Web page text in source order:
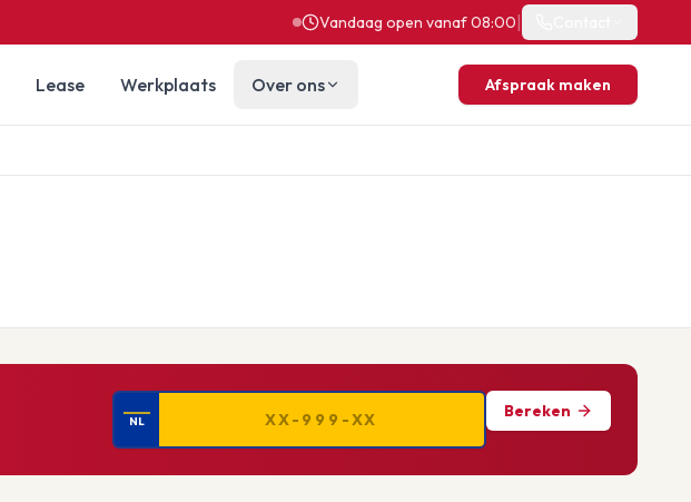
Vandaag open vanaf 08:00
Lease Werkplaats Over ons Afspraak maken
NL
Bereken